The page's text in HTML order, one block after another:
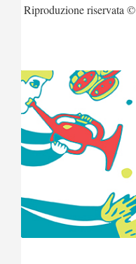
Riproduzione riservata ©